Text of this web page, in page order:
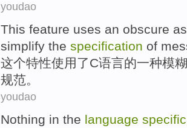
youdao
This feature uses an obscure
simplify the specification of
这个特性使用了C语言的一种模糊
规范。
youdao
Nothing in the language